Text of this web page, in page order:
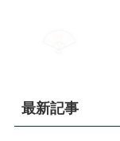
最新記事